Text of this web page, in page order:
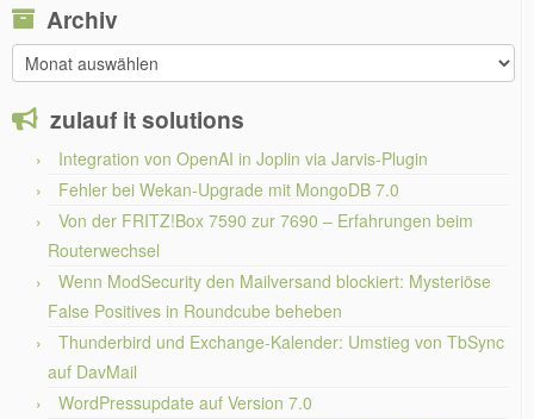
Archiv
Archiv
zulauf it solutions
Integration von OpenAI in Joplin via Jarvis-Plugin
Fehler bei Wekan-Upgrade mit MongoDB 7.0
Von der FRITZ!Box 7590 zur 7690 – Erfahrungen beim
Routerwechsel
Wenn ModSecurity den Mailversand blockiert: Mysteriöse
False Positives in Roundcube beheben
Thunderbird und Exchange-Kalender: Umstieg von TbSync
auf DavMail
WordPressupdate auf Version 7.0